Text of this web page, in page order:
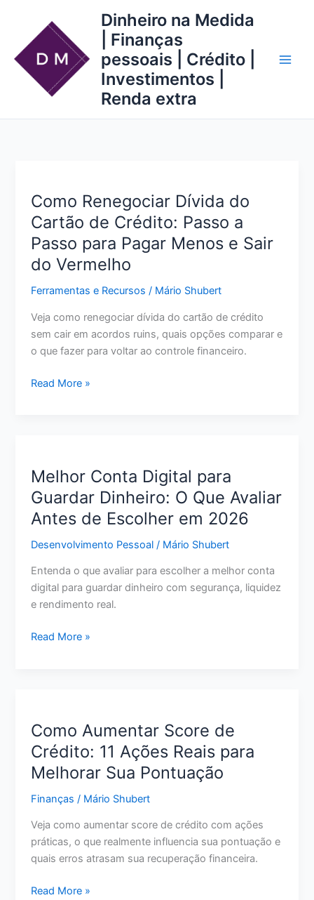
conteúdo
Dinheiro na Medida
| Finanças
pessoais | Crédito |
Investimentos |
Renda extra
Como Renegociar Dívida do
Cartão de Crédito: Passo a
Passo para Pagar Menos e Sair
do Vermelho
Ferramentas e Recursos / Mário Shubert
Veja como renegociar dívida do cartão de crédito
sem cair em acordos ruins, quais opções comparar e
o que fazer para voltar ao controle financeiro.
Como
Crédito:
Passo
a
para
Pagar
Menos
e
do
Read More »
Melhor Conta Digital para
Guardar Dinheiro: O Que Avaliar
Antes de Escolher em 2026
Desenvolvimento Pessoal / Mário Shubert
Entenda o que avaliar para escolher a melhor conta
digital para guardar dinheiro com segurança, liquidez
e rendimento real.
Melhor
O
Que
Avaliar
de
Escolher
em
2026
Read More »
Como Aumentar Score de
Crédito: 11 Ações Reais para
Melhorar Sua Pontuação
Finanças / Mário Shubert
Veja como aumentar score de crédito com ações
práticas, o que realmente influencia sua pontuação e
quais erros atrasam sua recuperação financeira.
Como
Read More »